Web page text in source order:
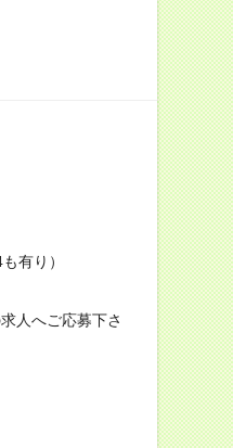
有り）
人へご応募下さ